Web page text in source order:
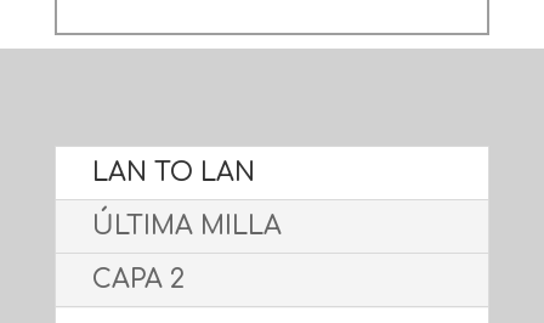
LAN TO LAN
ÚLTIMA MILLA
CAPA 2